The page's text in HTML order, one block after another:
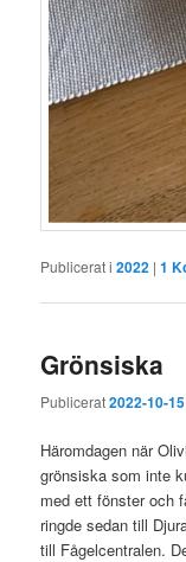
Publicerat i 2022 |1
Grönsiska
Publicerat2022-10-15
Häromdagen när
grönsiska som inte
med ett fönster och
ringde sedan till
till Fågelcentralen.